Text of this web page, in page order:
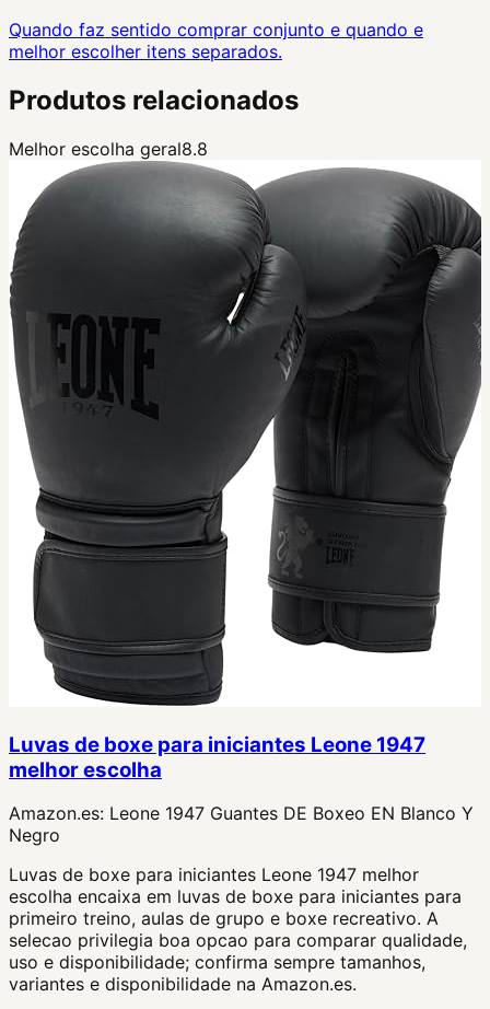
Quando faz sentido comprar conjunto e quando e
melhor escolher itens separados.
Produtos relacionados
Melhor escolha geral8.8
Luvas de boxe para iniciantes Leone 1947
melhor escolha
Amazon.es: Leone 1947 Guantes DE Boxeo EN Blanco Y
Negro
Luvas de boxe para iniciantes Leone 1947 melhor
escolha encaixa em luvas de boxe para iniciantes para
primeiro treino, aulas de grupo e boxe recreativo. A
selecao privilegia boa opcao para comparar qualidade,
uso e disponibilidade; confirma sempre tamanhos,
variantes e disponibilidade na Amazon.es.